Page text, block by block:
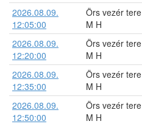
2026.08.09.
12:05:00
Örs vezér tere
M H
2026.08.09.
12:20:00
Örs vezér tere
M H
2026.08.09.
12:35:00
Örs vezér tere
M H
2026.08.09.
12:50:00
Örs vezér tere
M H